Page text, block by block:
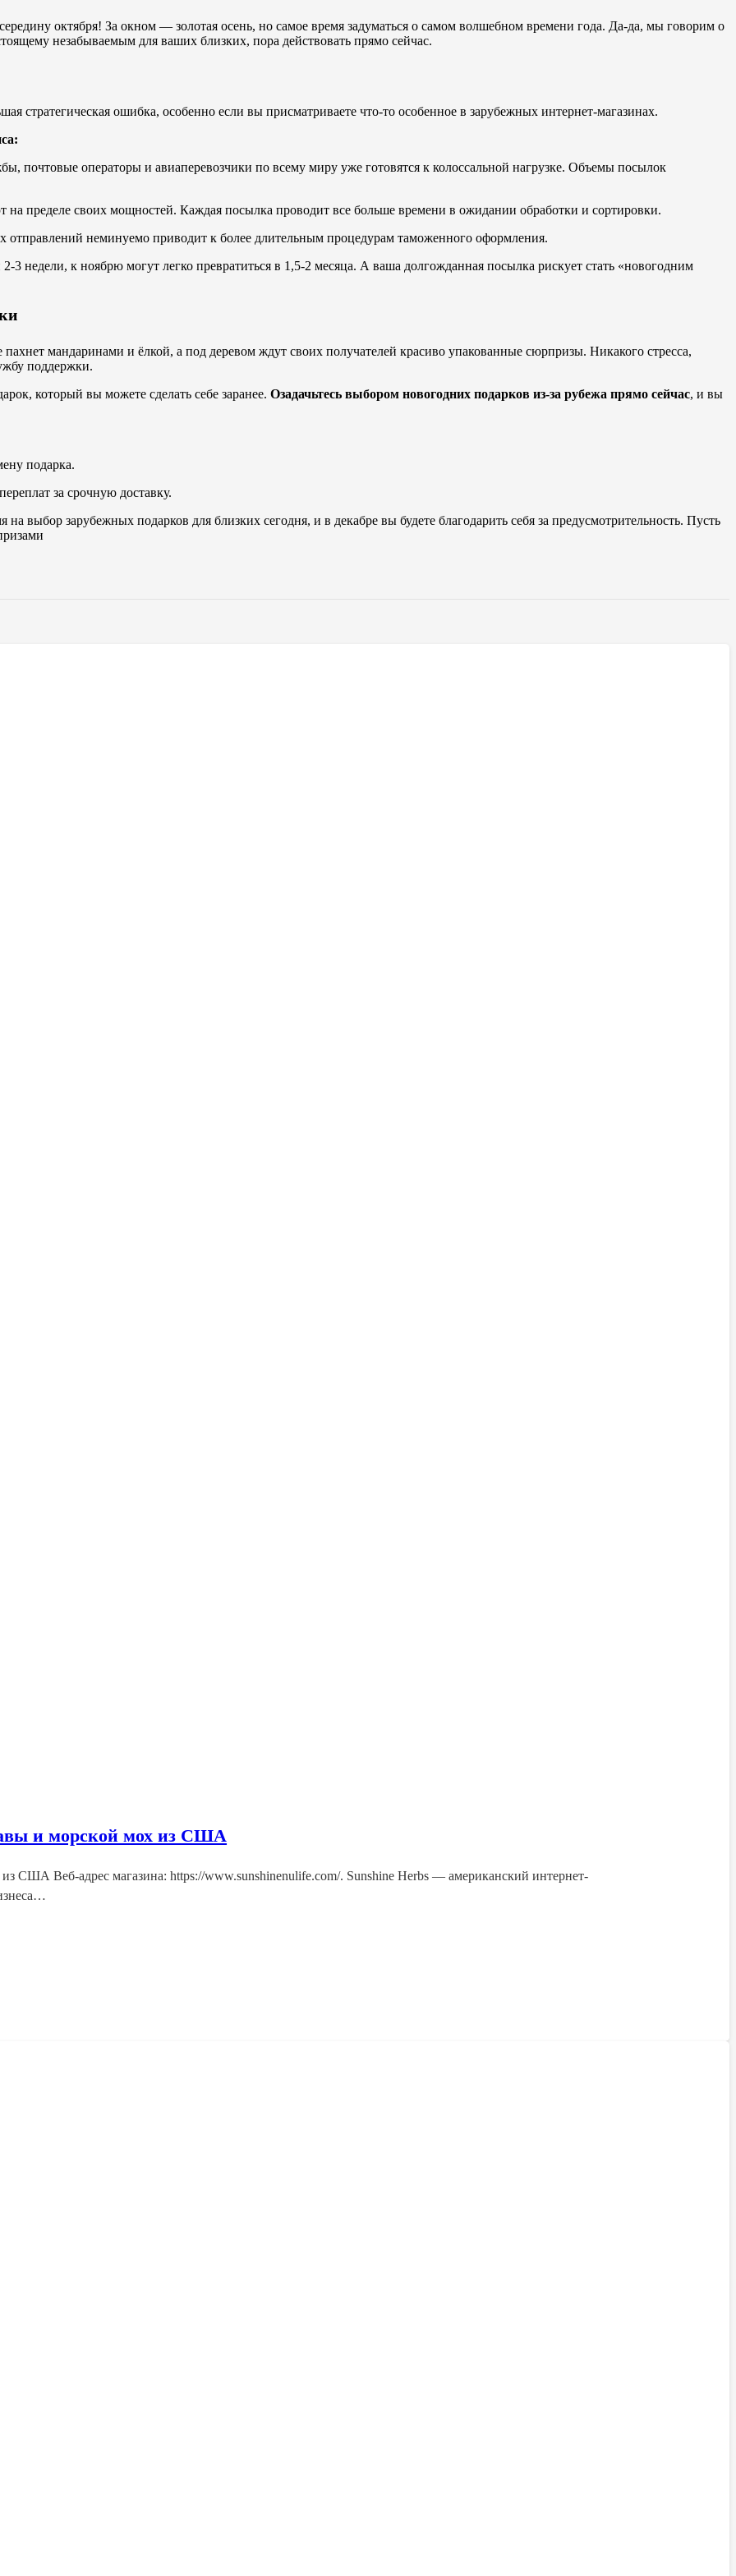
октября! За окном — золотая осень, но самое время задуматься о самом волшебном времени года. Да-да, мы говорим о
незабываемым для ваших близких, пора действовать прямо сейчас.
стратегическая ошибка, особенно если вы присматриваете что-то особенное в зарубежных интернет-магазинах.
почтовые операторы и авиаперевозчики по всему миру уже готовятся к колоссальной нагрузке. Объемы посылок
на пределе своих мощностей. Каждая посылка проводит все больше времени в ожидании обработки и сортировки.
отправлений неминуемо приводит к более длительным процедурам таможенного оформления.
2-3 недели, к ноябрю могут легко превратиться в 1,5-2 месяца. А ваша долгожданная посылка рискует стать «новогодним
мандаринами и ёлкой, а под деревом ждут своих получателей красиво упакованные сюрпризы. Никакого стресса,
поддержки.
который вы можете сделать себе заранее. Озадачьтесь выбором новогодних подарков из-за рубежа прямо сейчас, и вы
подарка.
за срочную доставку.
выбор зарубежных подарков для близких сегодня, и в декабре вы будете благодарить себя за предусмотрительность. Пусть
и морской мох из США
из США Веб-адрес магазина: https://www.sunshinenulife.com/. Sunshine Herbs — американский интернет-